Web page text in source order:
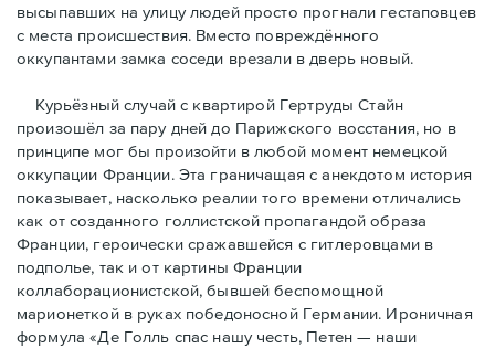
высыпавших на улицу людей просто прогнали гестаповцев
с места происшествия. Вместо повреждённого
оккупантами замка соседи врезали в дверь новый.
Курьёзный случай с квартирой Гертруды Стайн
произошёл за пару дней до Парижского восстания, но в
принципe мог бы произойти в любой момент немецкой
оккупации Франции. Эта граничащая с анекдотом история
показывает, насколько реалии того времени отличались
как от созданного голлистской пропагандой образа
Франции, героически сражавшейся с гитлеровцами в
подполье, так и от картины Франции
коллаборационистской, бывшей беспомощной
марионеткой в руках победоносной Германии. Ироничная
формула «Де Голль спас нашу честь, Петен — наши